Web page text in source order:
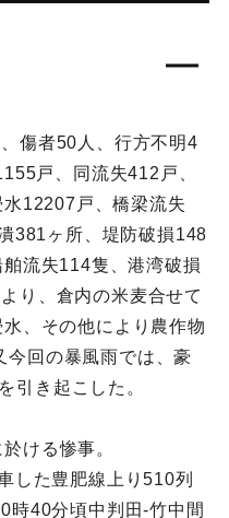
傷者50人、行方不明4
戸、同流失412戸、
12207戸、橋梁流失
381ヶ所、堤防破損148
流失114隻、港湾破損
り、倉内の米麦合せて
、その他により農作物
今回の暴風雨では、豪
引き起こした。
ける惨事。
した豊肥線上り510列
時40分頃中判田‐竹中間